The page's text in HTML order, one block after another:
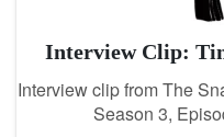
Interview Clip:
Interview clip from The
Season 3,